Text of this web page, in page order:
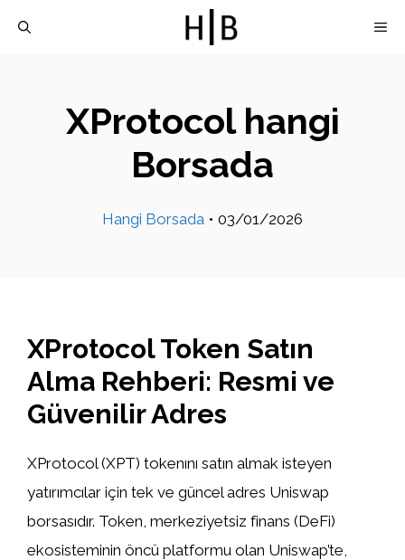
XProtocol hangi
Borsada
Hangi Borsada • 03/01/2026
XProtocol Token Satın
Alma Rehberi: Resmi ve
Güvenilir Adres
XProtocol (XPT) tokenını satın almak isteyen
yatırımcılar için tek ve güncel adres Uniswap
borsasıdır. Token, merkeziyetsiz finans (DeFi)
ekosisteminin öncü platformu olan Uniswap’te,